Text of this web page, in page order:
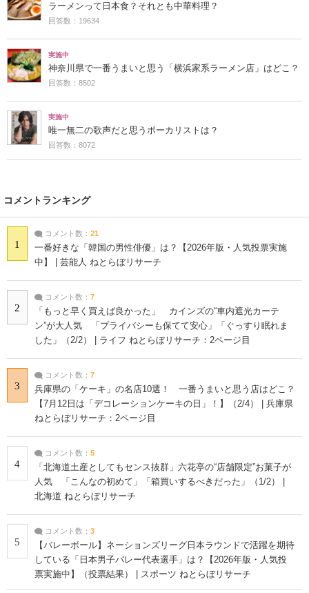
ラーメンって日本食？それとも中華料理？
回答数：19634
実施中
神奈川県で一番うまいと思う「横浜家系ラーメン店」はどこ？
回答数：8502
実施中
唯一無二の歌声だと思うボーカリストは？
回答数：8072
コメントランキング
1
コメント数： 21
一番好きな「韓国の男性俳優」は？【2026年版・人気投票実施
中】 | 芸能人 ねとらぼリサーチ
2
コメント数： 7
「もっと早く買えば良かった」 カインズの“車内遮光カーテ
ン”が大人気 「プライバシーも保てて安心」「ぐっすり眠れま
した」（2/2） | ライフ ねとらぼリサーチ：2ページ目
3
コメント数： 7
兵庫県の「ケーキ」の名店10選！ 一番うまいと思う店はどこ？
【7月12日は「デコレーションケーキの日」！】（2/4） | 兵庫県
ねとらぼリサーチ：2ページ目
4
コメント数： 5
「北海道土産としてもセンス抜群」六花亭の“店舗限定”お菓子が
人気 「こんなの初めて」「箱買いするべきだった」（1/2） |
北海道 ねとらぼリサーチ
5
コメント数： 3
【バレーボール】ネーションズリーグ日本ラウンドで活躍を期待
している「日本男子バレー代表選手」は？【2026年版・人気投
票実施中】（投票結果） | スポーツ ねとらぼリサーチ